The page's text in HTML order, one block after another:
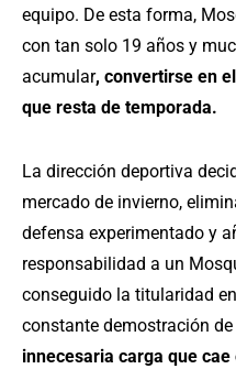
equipo. De esta forma,
con tan solo 19 años y
acumular, convertirse en
que resta de temporada.
La dirección deportiva
mercado de invierno,
defensa experimentado y
responsabilidad a un
conseguido la titularidad
constante demostración
innecesaria carga que